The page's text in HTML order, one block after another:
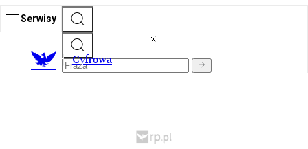
Serwisy
Cyfrowa